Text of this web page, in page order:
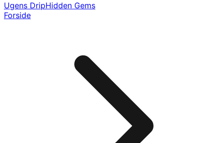
Ugens DripHidden Gems
Forside